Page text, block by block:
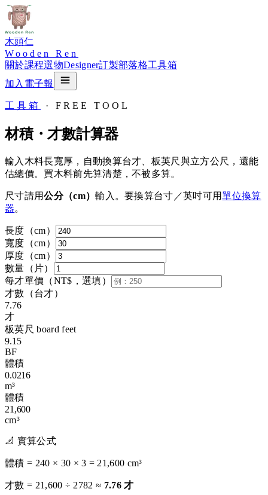
木頭仁
Wooden Ren
關於課程選物Designer訂製部落格工具箱
加入電子報
工具箱 · FREE TOOL
材積・才數計算器
輸入木料長寬厚，自動換算台才、板英尺與立方公尺，還能
估總價。買木料前先算清楚，不被多算。
尺寸請用公分（cm）輸入。要換算台寸／英吋可用單位換算
器。
長度（cm）
寬度（cm）
厚度（cm）
數量（片）
每才單價（NT$，選填）
才數（台才）
7.76
才
板英尺 board feet
9.15
BF
體積
0.0216
m³
體積
21,600
cm³
📐 實算公式
體積 = 240 × 30 ×3 = 21,600 cm³
才數 = 21,600 ÷ 2782 ≈ 7.76 才